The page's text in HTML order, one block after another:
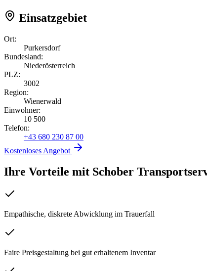
Einsatzgebiet
Ort:
Purkersdorf
Bundesland:
Niederösterreich
PLZ:
3002
Region:
Wienerwald
Einwohner:
10 500
Telefon:
+43 680 230 87 00
Kostenloses Angebot
Ihre Vorteile mit Schober
Empathische, diskrete Abwicklung im Trauerfall
Faire Preisgestaltung bei gut erhaltenem Inventar